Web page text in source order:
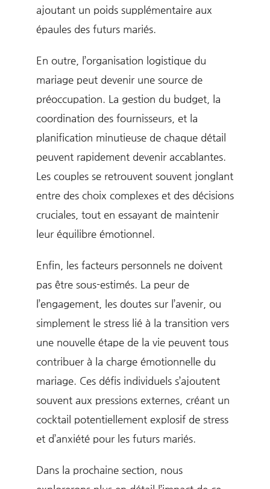
ajoutant un poids supplémentaire aux
épaules des futurs mariés.
En outre, l’organisation logistique du
mariage peut devenir une source de
préoccupation. La gestion du budget, la
coordination des fournisseurs, et la
planification minutieuse de chaque détail
peuvent rapidement devenir accablantes.
Les couples se retrouvent souvent jonglant
entre des choix complexes et des décisions
cruciales, tout en essayant de maintenir
leur équilibre émotionnel.
Enfin, les facteurs personnels ne doivent
pas être sous-estimés. La peur de
l’engagement, les doutes sur l’avenir, ou
simplement le stress lié à la transition vers
une nouvelle étape de la vie peuvent tous
contribuer à la charge émotionnelle du
mariage. Ces défis individuels s’ajoutent
souvent aux pressions externes, créant un
cocktail potentiellement explosif de stress
et d’anxiété pour les futurs mariés.
Dans la prochaine section, nous